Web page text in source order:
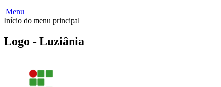
Menu
Início do menu principal
Logo - Luziânia